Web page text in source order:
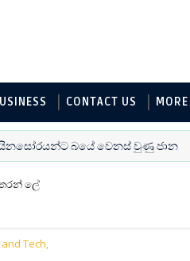
CONTACT US MORE
බයේ වෙනස් වුණු ජාන
ලේ
Tech,